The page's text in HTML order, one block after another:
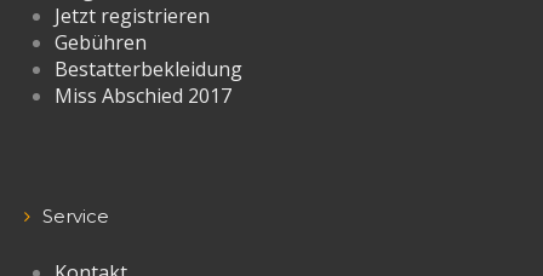
Jetzt registrieren
Gebühren
Bestatterbekleidung
Miss Abschied 2017
Service